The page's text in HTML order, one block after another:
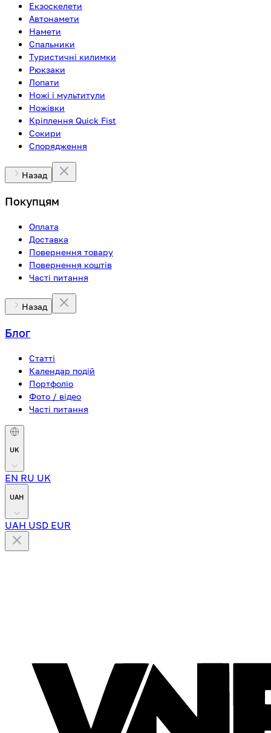
Екзоскелети
Автонамети
Намети
Спальники
Туристичні килимки
Рюкзаки
Лопати
Ножі і мультитули
Ножівки
Кріплення Quick Fist
Сокири
Спорядження
Назад
Покупцям
Оплата
Доставка
Повернення товару
Повернення коштів
Часті питання
Назад
Блог
Статті
Календар подій
Портфоліо
Фото / відео
Часті питання
UK
EN RU UK
UAH
UAH USD EUR